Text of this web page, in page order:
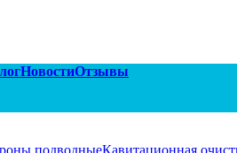
НовостиОтзывы
подводныеКавитационная